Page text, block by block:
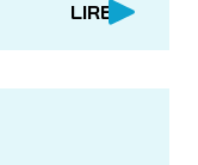
LIRE